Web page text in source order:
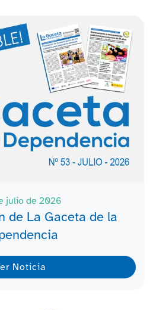
julio de 2026
de La Gaceta de la
Noticia